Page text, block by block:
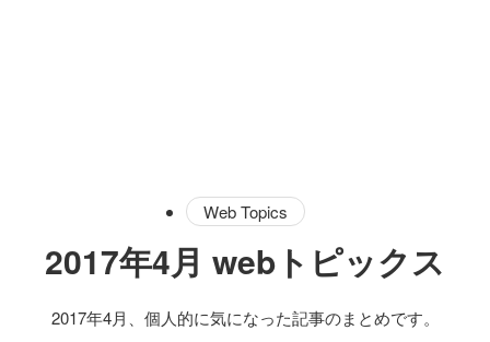
Web Topics
2017年4月 webトピックス
2017年4月、個人的に気になった記事のまとめです。